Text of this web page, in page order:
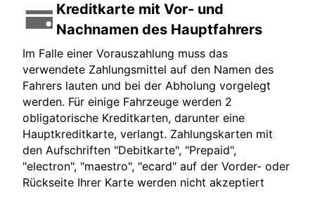
Kreditkarte mit Vor- und
Nachnamen des Hauptfahrers
Im Falle einer Vorauszahlung muss das
verwendete Zahlungsmittel auf den Namen des
Fahrers lauten und bei der Abholung vorgelegt
werden. Für einige Fahrzeuge werden 2
obligatorische Kreditkarten, darunter eine
Hauptkreditkarte, verlangt. Zahlungskarten mit
den Aufschriften "Debitkarte", "Prepaid",
"electron", "maestro", "ecard" auf der Vorder- oder
Rückseite Ihrer Karte werden nicht akzeptiert